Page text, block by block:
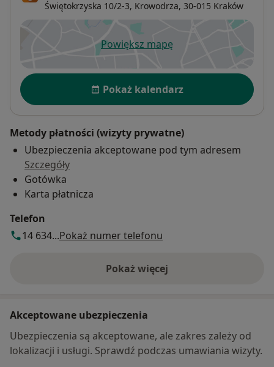
Świętokrzyska 10/2-3, Krowodrza, 30-015 Kraków
Powiększ mapęotwiera się w nowej karcie
Dostępność
Pokaż kalendarz
Metody płatności (wizyty prywatne)
Ubezpieczenia akceptowane pod tym adresem
Szczegóły
Gotówka
Karta płatnicza
Telefon
14 634...Pokaż numer telefonu
Pokaż więcej
o adresie
Akceptowane ubezpieczenia
Ubezpieczenia są akceptowane, ale zakres zależy od
lokalizacji i usługi. Sprawdź podczas umawiania wizyty.